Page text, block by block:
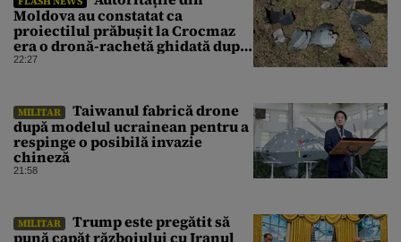
Moldova au constatat ca
proiectilul prăbușit la Crocmaz
era o dronă-rachetă ghidată după
finalizarea primei investigații
22:27
MILITAR
⁠Taiwanul fabrică drone
după modelul ucrainean pentru a
respinge o posibilă invazie
chineză
21:58
MILITAR
Trump este pregătit să
pună capăt războiului cu Iranul